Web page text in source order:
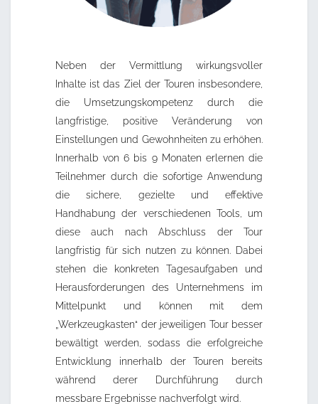
Neben der Vermittlung wirkungsvoller
Inhalte ist das Ziel der Touren insbesondere,
die Umsetzungskompetenz durch die
langfristige, positive Veränderung von
Einstellungen und Gewohnheiten zu erhöhen.
Innerhalb von 6 bis 9 Monaten erlernen die
Teilnehmer durch die sofortige Anwendung
die sichere, gezielte und effektive
Handhabung der verschiedenen Tools, um
diese auch nach Abschluss der Tour
langfristig für sich nutzen zu können. Dabei
stehen die konkreten Tagesaufgaben und
Herausforderungen des Unternehmens im
Mittelpunkt und können mit dem
„Werkzeugkasten“ der jeweiligen Tour besser
bewältigt werden, sodass die erfolgreiche
Entwicklung innerhalb der Touren bereits
während derer Durchführung durch
messbare Ergebnisse nachverfolgt wird.